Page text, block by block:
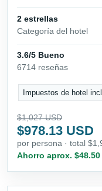
2 estrellas
Categoría del hotel
3.6/5 Bueno
6714 reseñas
Impuestos de hotel
$1,027 USD
$978.13 USD
por persona · total
Ahorro aprox. $48.50